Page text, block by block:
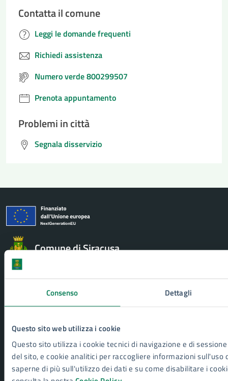
Consenso Dettagli
Questo sito web utilizza i cookie
Questo sito utilizza i cookie tecnici di navigazione e di
del sito, e cookie analitici per raccogliere informazioni sull'uso
saperne di più sull'utilizzo dei dati e su come disabilitare i
Contatta il comune
Leggi le domande frequenti
Richiedi assistenza
Numero verde 800299507
Prenota appuntamento
Problemi in città
Segnala disservizio
Comune di Siracusa
Aree amministrative
Uffici
Politici
Personale amministrativo
Enti e fondazioni
Documenti e Dati